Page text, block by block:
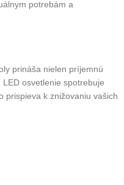
potrebám a
prináša nielen príjemnú
osvetlenie spotrebuje
prispieva k znižovaniu vašich